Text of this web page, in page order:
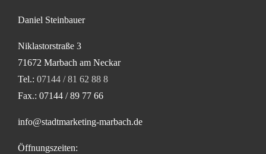
Daniel Steinbauer
Niklastorstraße 3
71672 Marbach am Neckar
Tel.: 07144 / 81 62 88 8
Fax.: 07144 / 89 77 66
info@stadtmarketing-marbach.de
Öffnungszeiten: